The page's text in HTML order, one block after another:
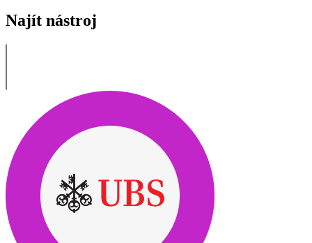
Najít nástroj